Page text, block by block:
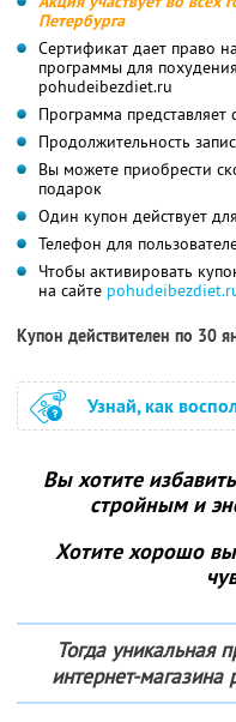
Петербурга
Сертификат дает право
программы для
pohudeibezdiet.ru
Программа
Продолжительность
Вы можете приобрести
подарок
Один купон действует
Телефон для
Чтобы активировать
на сайте
Купон действителен по 30
Узнай, как
Вы хотите
стройным и
Хотите хорошо
Тогда уникальная
интернет-